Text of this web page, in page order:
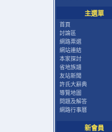
主選單
首頁
討論區
網路票選
網站連結
本家探討
省地族譜
友站新聞
許氏大辭典
導覽地圖
問題及解答
網路行事曆
新會員